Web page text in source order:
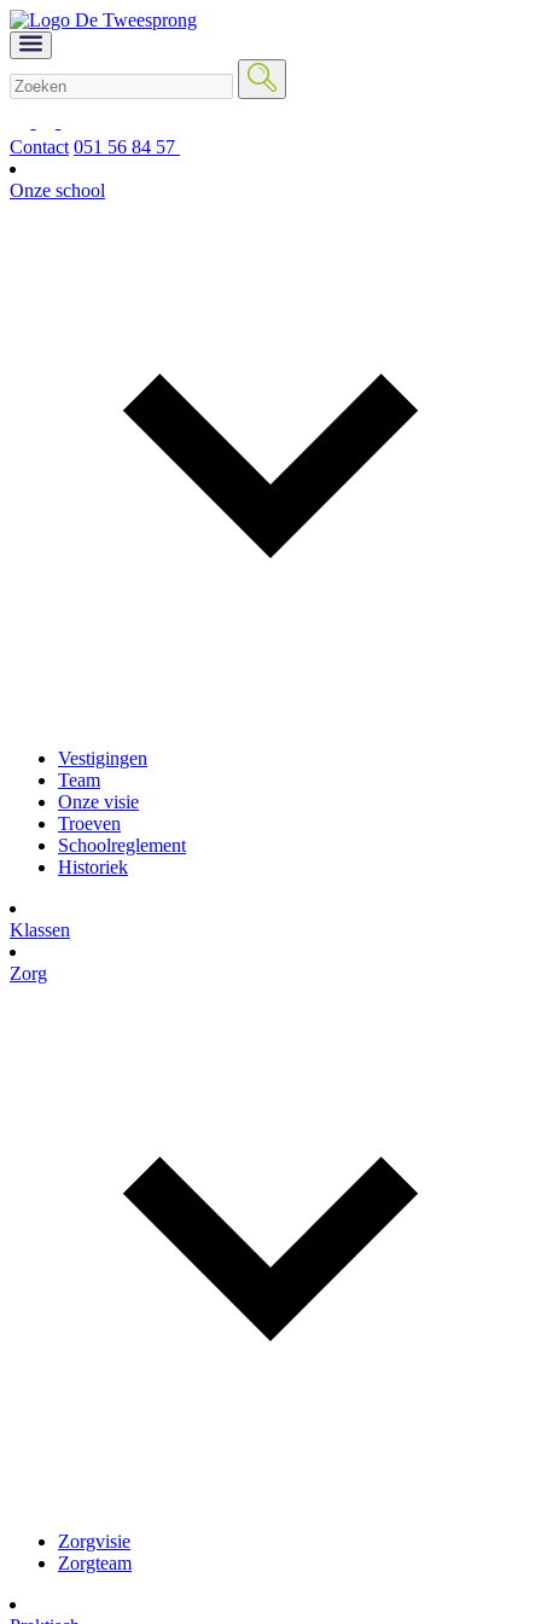
Contact 051 56 84 57
Onze school
Vestigingen
Team
Onze visie
Troeven
Schoolreglement
Historiek
Klassen
Zorg
Zorgvisie
Zorgteam